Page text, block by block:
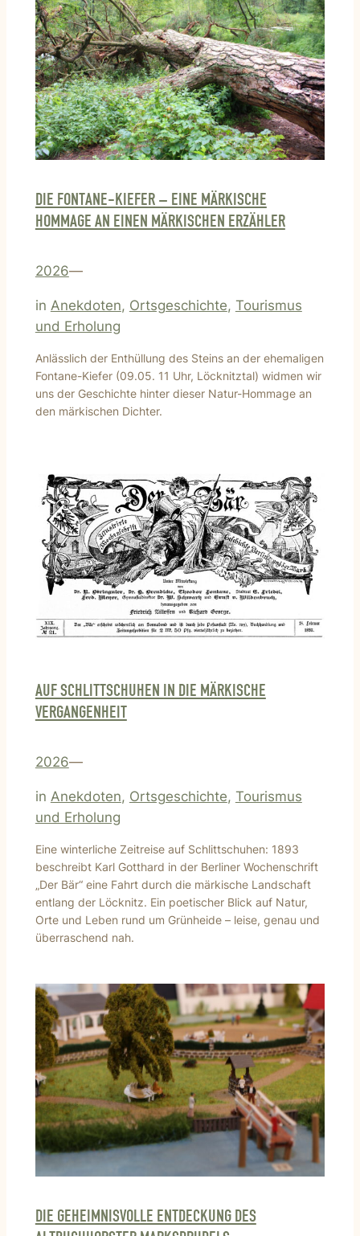
DIE FONTANE-KIEFER – EINE MÄRKISCHE
HOMMAGE AN EINEN MÄRKISCHEN ERZÄHLER
2026—
in Anekdoten, Ortsgeschichte, Tourismus
und Erholung
Anlässlich der Enthüllung des Steins an der ehemaligen
Fontane-Kiefer (09.05. 11 Uhr, Löcknitztal) widmen wir
uns der Geschichte hinter dieser Natur-Hommage an
den märkischen Dichter.
AUF SCHLITTSCHUHEN IN DIE MÄRKISCHE
VERGANGENHEIT
2026—
in Anekdoten, Ortsgeschichte, Tourismus
und Erholung
Eine winterliche Zeitreise auf Schlittschuhen: 1893
beschreibt Karl Gotthard in der Berliner Wochenschrift
„Der Bär“ eine Fahrt durch die märkische Landschaft
entlang der Löcknitz. Ein poetischer Blick auf Natur,
Orte und Leben rund um Grünheide – leise, genau und
überraschend nah.
DIE GEHEIMNISVOLLE ENTDECKUNG DES